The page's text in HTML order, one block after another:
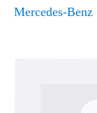
Mercedes-Benz